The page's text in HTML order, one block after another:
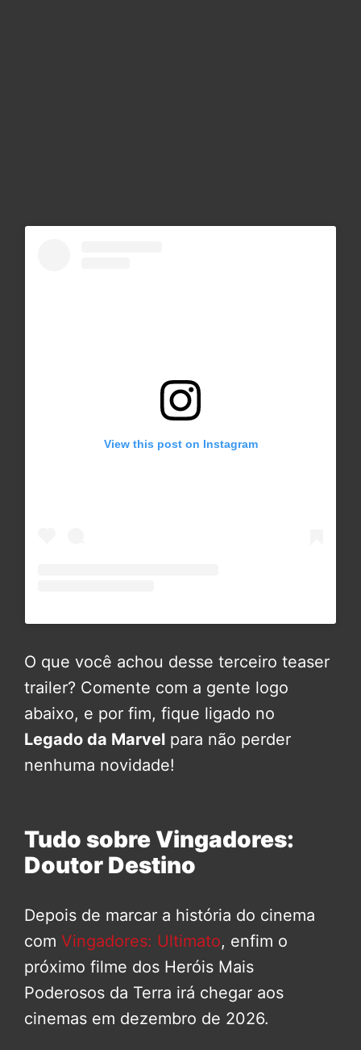
View this post on Instagram
O que você achou desse terceiro teaser
trailer? Comente com a gente logo
abaixo, e por fim, fique ligado no
Legado da Marvel para não perder
nenhuma novidade!
Tudo sobre Vingadores:
Doutor Destino
Depois de marcar a história do cinema
com Vingadores: Ultimato, enfim o
próximo filme dos Heróis Mais
Poderosos da Terra irá chegar aos
cinemas em dezembro de 2026.